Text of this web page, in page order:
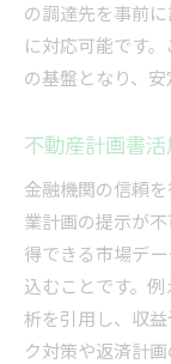
の調達先を事前
に対応可能です
の基盤となり、安
不動産計画書
金融機関の信頼
業計画の提示が
得できる市場デ
込むことです。
析を引用し、収
ク対策や返済計